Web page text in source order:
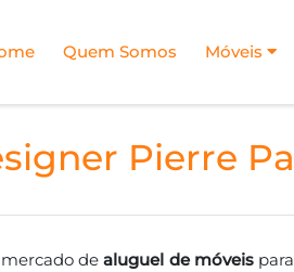
Quem Somos Móveis
Pierre
mercado dealuguel de móveispara